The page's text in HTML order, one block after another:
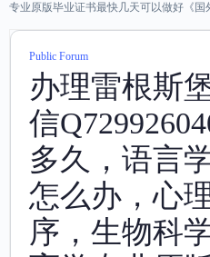
专业原版毕业证书最快几天可以做好《
Public Forum
办理雷根斯
信
多久，语言
怎么办，心
序，生物科